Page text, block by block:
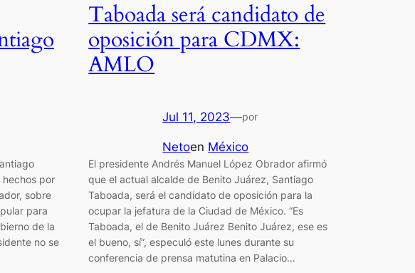
hechos por
sobre
para
de la
no se
Taboada será candidato de
oposición para CDMX:
AMLO
Jul 11, 2023—por
Netoen México
El presidente Andrés Manuel López Obrador afirmó
que el actual alcalde de Benito Juárez, Santiago
Taboada, será el candidato de oposición para la
ocupar la jefatura de la Ciudad de México. “Es
Taboada, el de Benito Juárez Benito Juárez, ese es
el bueno, sí”, especuló este lunes durante su
conferencia de prensa matutina en Palacio…